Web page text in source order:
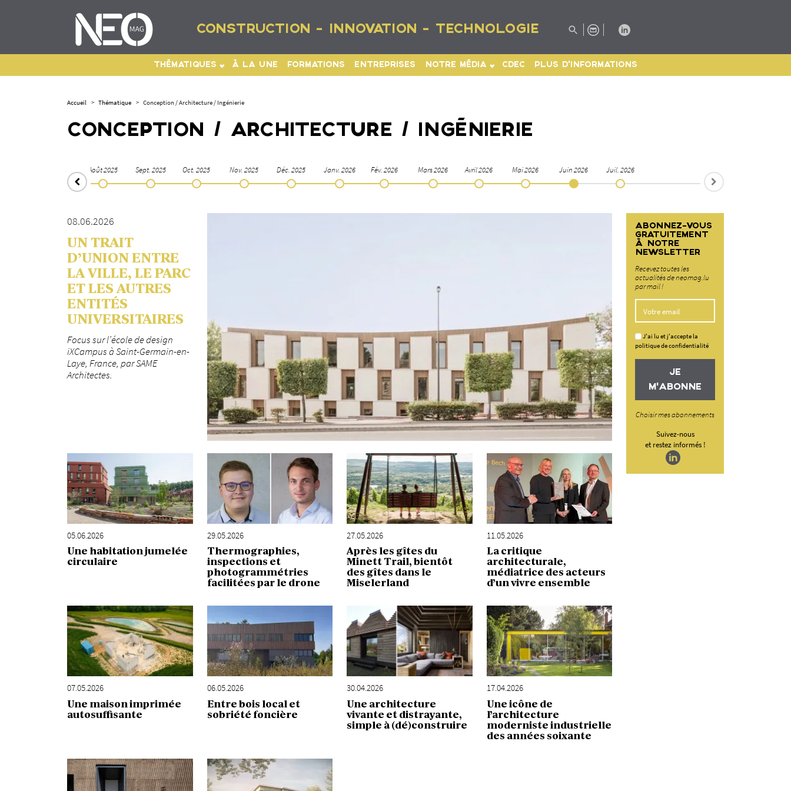
CONSTRUCTION - INNOVATION - TECHNOLOGIE
THÉMATIQUES À LA UNE FORMATIONS ENTREPRISES NOTRE MÉDIA CDEC PLUS D'INFORMATIONS
Accueil > Thématique > Conception / Architecture / Ingénierie
CONCEPTION / ARCHITECTURE / INGÉNIERIE
Août 2025 Sept. 2025 Oct. 2025 Nov. 2025 Déc. 2025 Janv. 2026 Fév. 2026 Mars 2026 Avril 2026 Mai 2026 Juin 2026 Juil. 2026
08.06.2026
UN TRAIT
D’UNION ENTRE
LA VILLE, LE PARC
ET LES AUTRES
ENTITÉS
UNIVERSITAIRES
Focus sur l’école de design
iXCampus à Saint-Germain-en-
Laye, France, par SAME
Architectes.
05.06.2026
Une habitation jumelée
circulaire
29.05.2026
Thermographies,
inspections et
photogrammétries
facilitées par le drone
27.05.2026
Après les gîtes du
Minett Trail, bientôt
des gîtes dans le
Miselerland
11.05.2026
La critique
architecturale,
médiatrice des acteurs
d’un vivre ensemble
07.05.2026
Une maison imprimée
autosuffisante
06.05.2026
Entre bois local et
sobriété foncière
30.04.2026
Une architecture
vivante et distrayante,
simple à (dé)construire
17.04.2026
Une icône de
l’architecture
moderniste industrielle
des années soixante
ABONNEZ-VOUS
GRATUITEMENT
À NOTRE
NEWSLETTER
Recevez toutes les
actualités de neomag.lu
par mail !
J'ai lu et j'accepte la
politique de confidentialité
JE
M'ABONNE
Choisir mes abonnements
Suivez-nous
et restez informés !